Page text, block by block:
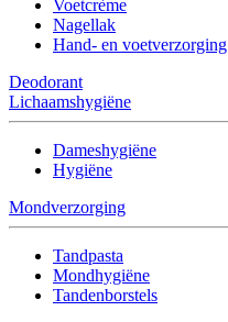
Voetcrème
Nagellak
Hand- en voetverzorging
Deodorant
Lichaamshygiëne
Dameshygiëne
Hygiëne
Mondverzorging
Tandpasta
Mondhygiëne
Tandenborstels